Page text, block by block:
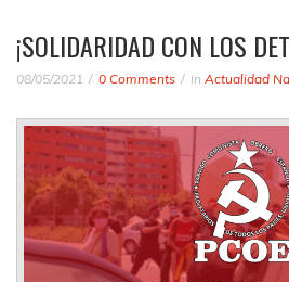
¡SOLIDARIDAD CON LOS
08/05/2021 0 Comments in Actualidad